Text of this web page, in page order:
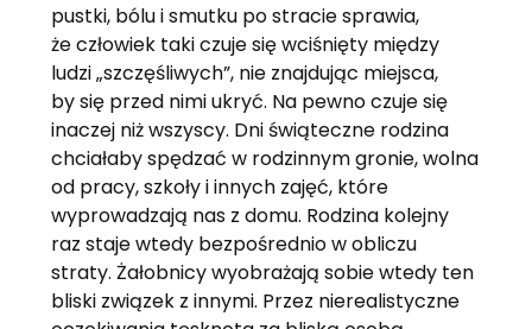
pustki, bólu i smutku po stracie sprawia,
że człowiek taki czuje się wciśnięty między
ludzi „szczęśliwych”, nie znajdując miejsca,
by się przed nimi ukryć. Na pewno czuje się
inaczej niż wszyscy. Dni świąteczne rodzina
chciałaby spędzać w rodzinnym gronie, wolna
od pracy, szkoły i innych zajęć, które
wyprowadzają nas z domu. Rodzina kolejny
raz staje wtedy bezpośrednio w obliczu
straty. Żałobnicy wyobrażają sobie wtedy ten
bliski związek z innymi. Przez nierealistyczne